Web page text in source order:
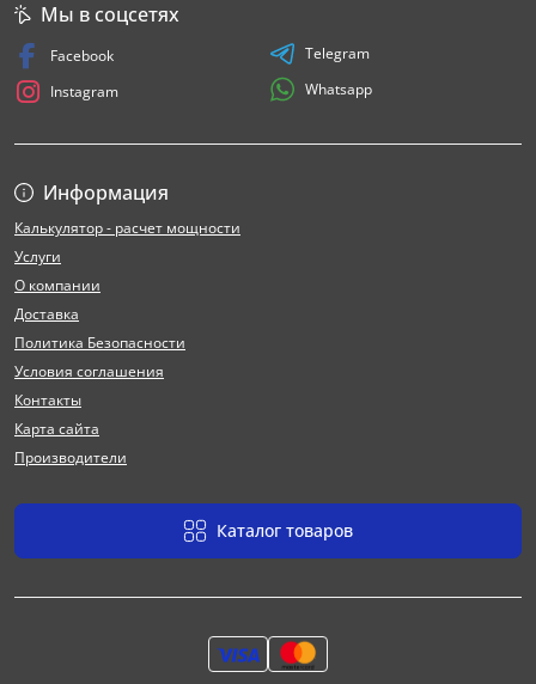
Информация
Калькулятор - расчет мощности
Услуги
О компании
Доставка
Политика Безопасности
Условия соглашения
Контакты
Карта сайта
Производители
Каталог товаров
Мы в соцсетях
Facebook
Instagram
Telegram
Whatsapp